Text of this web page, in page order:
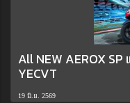
All NEW AEROX SP
YECVT
19 มิ.ย. 2569